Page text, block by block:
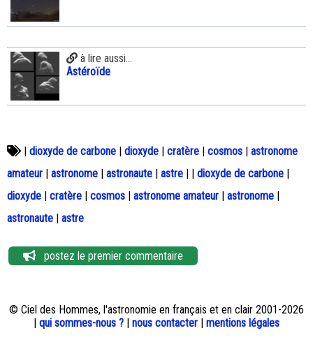
à lire aussi...
Astéroïde
| dioxyde de carbone | dioxyde | cratère | cosmos | astronome
amateur | astronome | astronaute | astre | | dioxyde de carbone |
dioxyde | cratère | cosmos | astronome amateur | astronome |
astronaute | astre
postez le premier commentaire
© Ciel des Hommes, l'astronomie en français et en clair 2001-2026
| qui sommes-nous ? | nous contacter | mentions légales